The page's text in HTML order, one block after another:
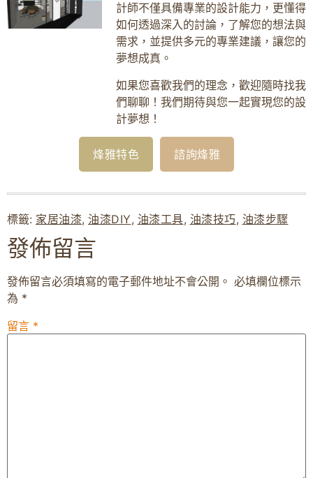
計師不僅具備專業的設計能力，更懂得
如何透過深入的討論，了解您的想法與
需求，並提供多元的專業建議，讓您的
夢想成真。
如果您喜歡我們的理念，歡迎隨時找我
們聊聊！我們期待與您一起實現您的設
計夢想！
烽雅特色 諮詢烽雅
標籤: 家居油漆, 油漆DIY, 油漆工具, 油漆技巧, 油漆步驟
發佈留言
發佈留言必須填寫的電子郵件地址不會公開。 必填欄位標示
為 *
留言 *